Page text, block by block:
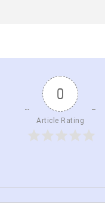
0
Article Rating